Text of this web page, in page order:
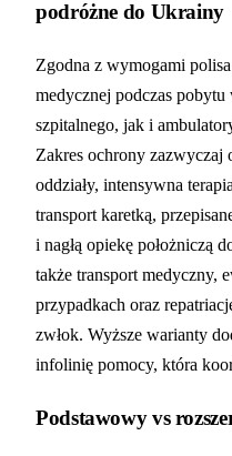
podróżne do Ukrainy
Zgodna z wymogami
medycznej podczas
szpitalnego, jak i
Zakres ochrony zazwyczaj
oddziały, intensywna
transport karetką,
i nagłą opiekę położniczą
także transport medyczny,
przypadkach oraz
zwłok. Wyższe warianty
infolinię pomocy, która
Podstawowy vs